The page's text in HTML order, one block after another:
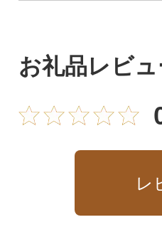
お礼品レビュ
レ